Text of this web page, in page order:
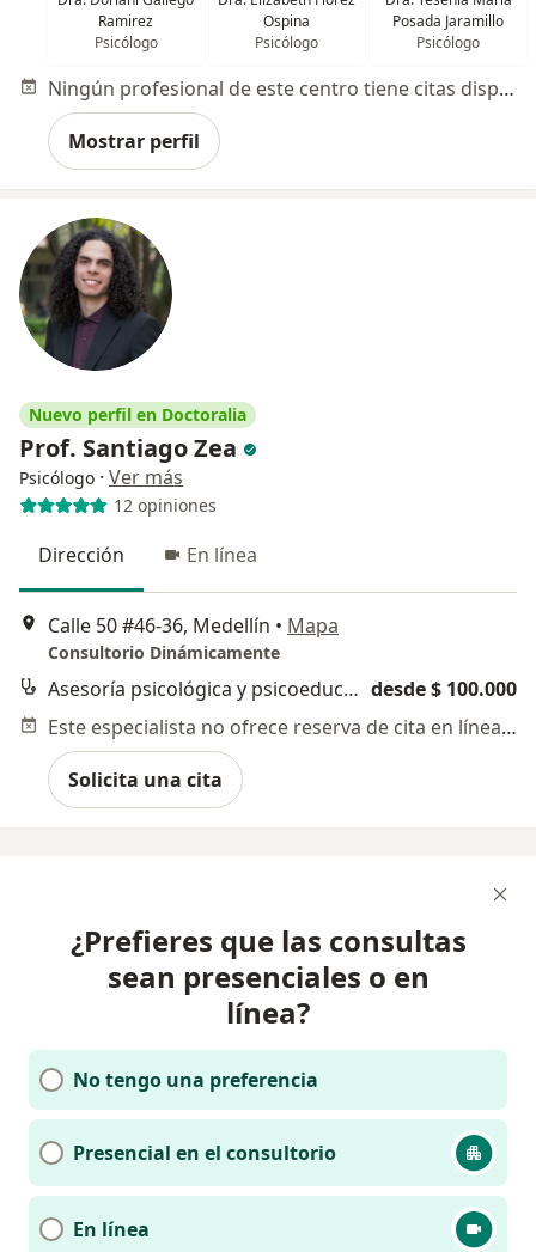
Ramirez
Psicólogo
Ospina
Psicólogo
Posada Jaramillo
Psicólogo
Ningún profesional de este centro tiene citas disponibles
Mostrar perfil
Nuevo perfil en Doctoralia
Prof. Santiago Zea
Psicólogo · Ver más
12 opiniones
Dirección En línea
Calle 50 #46-36, Medellín • Mapa
Consultorio Dinámicamente
Asesoría psicológica y psicoeducación desde $ 100.000
Este especialista no ofrece reserva de cita en línea en esta dirección.
Solicita una cita
¿Prefieres que las consultas
sean presenciales o en
línea?
No tengo una preferencia
Presencial en el consultorio
En línea